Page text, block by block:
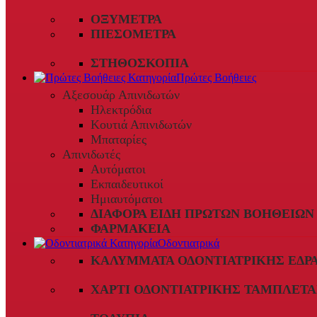
ΟΞΎΜΕΤΡΑ
ΠΙΕΣΌΜΕΤΡΑ
ΣΤΗΘΟΣΚΌΠΙΑ
Πρώτες Βοήθειες
Αξεσουάρ Απινιδωτών
Ηλεκτρόδια
Κουτιά Απινιδωτών
Μπαταρίες
Απινιδωτές
Αυτόματοι
Εκπαιδευτικοί
Ημιαυτόματοι
ΔΙΆΦΟΡΑ ΕΊΔΗ ΠΡΏΤΩΝ ΒΟΗΘΕΙΏΝ
ΦΑΡΜΑΚΕΊΑ
Οδοντιατρικά
ΚΑΛΎΜΜΑΤΑ ΟΔΟΝΤΙΑΤΡΙΚΉΣ
ΧΑΡΤΊ ΟΔΟΝΤΙΑΤΡΙΚΉΣ